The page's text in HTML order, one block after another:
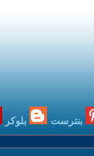
بنترست بلوكر